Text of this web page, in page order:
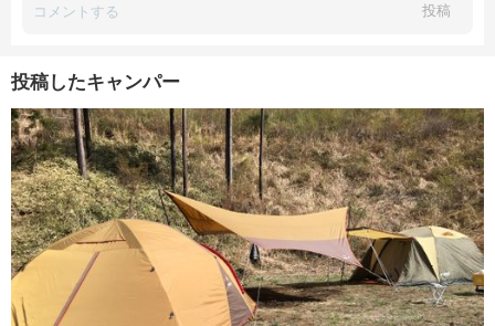
投稿
投稿したキャンパー